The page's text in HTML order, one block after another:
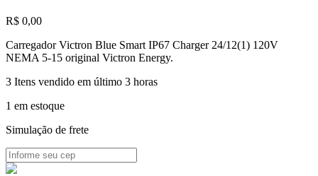
R$ 0,00
Carregador Victron Blue Smart IP67 Charger 24/12(1) 120V
NEMA 5-15 original Victron Energy.
3 Itens vendido em último 3 horas
1 em estoque
Simulação de frete